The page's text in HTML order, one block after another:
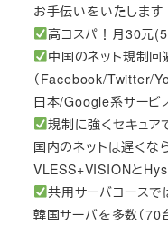
お手伝いをいたします
高コスパ！月30元
中国のネット規制回
（Facebook/Twitter/
日本/Google系サービ
規制に強くセキュア
国内のネットは遅く
VLESS+VISIONと
共用サーバコース
韓国サーバを多数（70